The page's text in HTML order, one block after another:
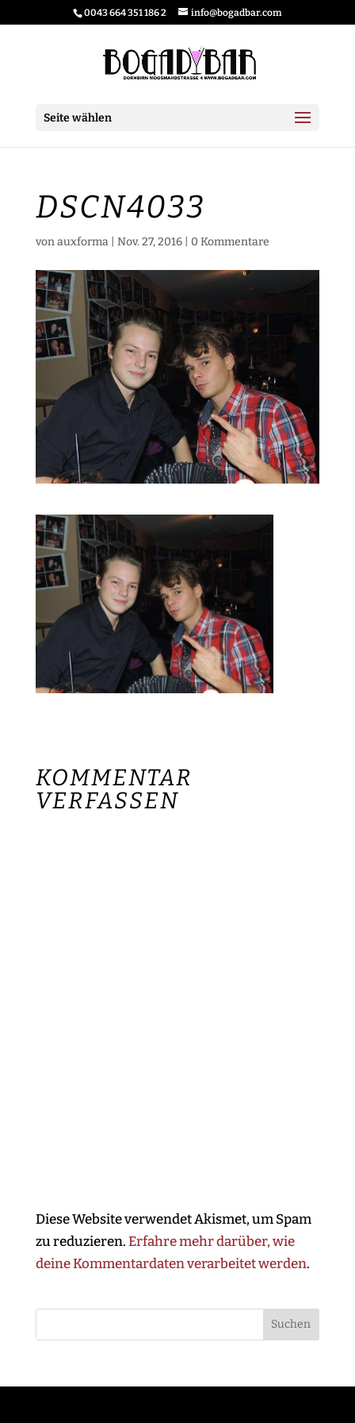
0043 664 351 186 2 info@bogadbar.com
Seite wählen
DSCN4033
vonauxforma| Nov. 27, 2016| 0 Kommentare
KOMMENTAR
VERFASSEN
Diese Website verwendet Akismet, um Spam
zu reduzieren.Erfahre mehr darüber, wie
deine Kommentardaten verarbeitet werden.